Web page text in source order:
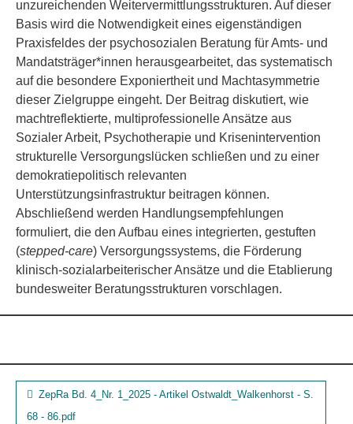
unzureichenden Weitervermittlungsstrukturen. Auf dieser
Basis wird die Notwendigkeit eines eigenständigen
Praxisfeldes der psychosozialen Beratung für Amts- und
Mandatsträger*innen herausgearbeitet, das systematisch
auf die besondere Exponiertheit und Machtasymmetrie
dieser Zielgruppe eingeht. Der Beitrag diskutiert, wie
machtreflektierte, multiprofessionelle Ansätze aus
Sozialer Arbeit, Psychotherapie und Krisenintervention
strukturelle Versorgungslücken schließen und zu einer
demokratiepolitisch relevanten
Unterstützungsinfrastruktur beitragen können.
Abschließend werden Handlungsempfehlungen
formuliert, die den Aufbau eines integrierten, gestuften
(stepped-care) Versorgungssystems, die Förderung
klinisch-sozialarbeiterischer Ansätze und die Etablierung
bundesweiter Beratungsstrukturen vorschlagen.
ZepRa Bd. 4_Nr. 1_2025 - Artikel Ostwaldt_Walkenhorst - S.
68 - 86.pdf